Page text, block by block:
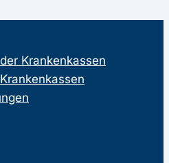
Krankenkassen